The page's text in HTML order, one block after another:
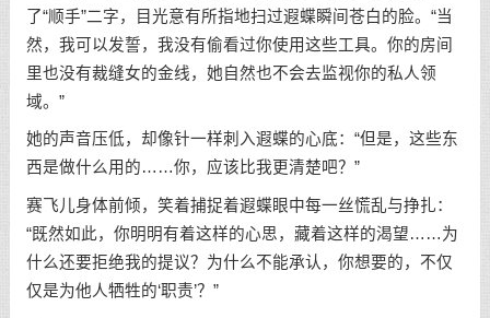
了“顺手”二字，目光意有所指地扫过遐蝶瞬间苍白的脸。“当
然，我可以发誓，我没有偷看过你使用这些工具。你的房间
里也没有裁缝女的金线，她自然也不会去监视你的私人领
域。”
她的声音压低，却像针一样刺入遐蝶的心底：“但是，这些东
西是做什么用的……你，应该比我更清楚吧？”
赛飞儿身体前倾，笑着捕捉着遐蝶眼中每一丝慌乱与挣扎：
“既然如此，你明明有着这样的心思，藏着这样的渴望……为
什么还要拒绝我的提议？为什么不能承认，你想要的，不仅
仅是为他人牺牲的‘职责’？”